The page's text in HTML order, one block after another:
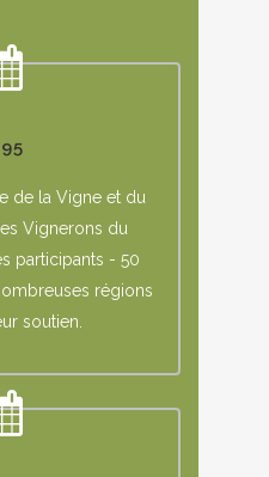
de la Vigne et du
Vignerons du
participants - 50
régions
soutien.